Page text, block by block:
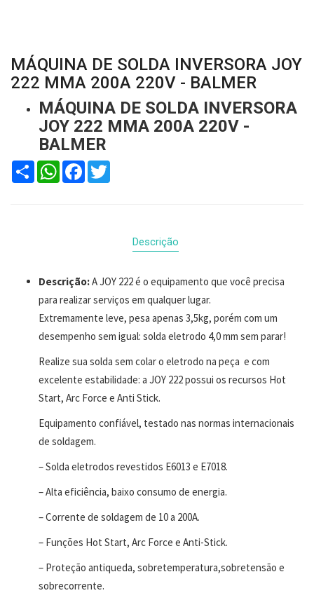
MÁQUINA DE SOLDA INVERSORA JOY
222 MMA 200A 220V - BALMER
MÁQUINA DE SOLDA INVERSORA
JOY 222 MMA 200A 220V -
BALMER
Compartilhar
WhatsAppFacebook
Twitter
Descrição
Descrição:A JOY 222 é o equipamento que você precisa
para realizar serviços em qualquer lugar.
Extremamente leve, pesa apenas 3,5kg, porém com um
desempenho sem igual: solda eletrodo 4,0 mm sem parar!
Realize sua solda sem colar o eletrodo na peça e com
excelente estabilidade: a JOY 222 possui os recursos Hot
Start, Arc Force e Anti Stick.
Equipamento confiável, testado nas normas internacionais
de soldagem.
– Solda eletrodos revestidos E6013 e E7018.
– Alta eficiência, baixo consumo de energia.
– Corrente de soldagem de 10 a 200A.
– Funções Hot Start, Arc Force e Anti-Stick.
– Proteção antiqueda, sobretemperatura,sobretensão e
sobrecorrente.